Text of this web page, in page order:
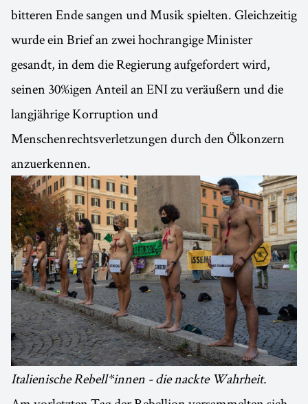
bitteren Ende sangen und Musik spielten. Gleichzeitig
wurde ein Brief an zwei hochrangige Minister
gesandt, in dem die Regierung aufgefordert wird,
seinen 30%igen Anteil an ENI zu veräußern und die
langjährige Korruption und
Menschenrechtsverletzungen durch den Ölkonzern
anzuerkennen.
Italienische Rebell*innen - die nackte Wahrheit.